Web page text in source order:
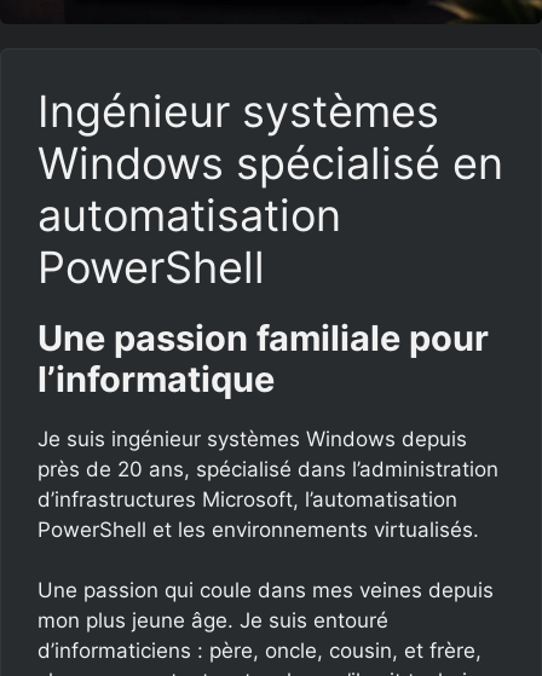
Ingénieur systèmes
Windows spécialisé en
automatisation
PowerShell
Une passion familiale pour
l’informatique
Je suis ingénieur systèmes Windows depuis
près de 20 ans, spécialisé dans l’administration
d’infrastructures Microsoft, l’automatisation
PowerShell et les environnements virtualisés.
Une passion qui coule dans mes veines depuis
mon plus jeune âge. Je suis entouré
d’informaticiens : père, oncle, cousin, et frère,